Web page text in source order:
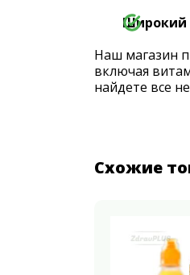
Широкий
Наш магазин
включая
найдете все
Схожие